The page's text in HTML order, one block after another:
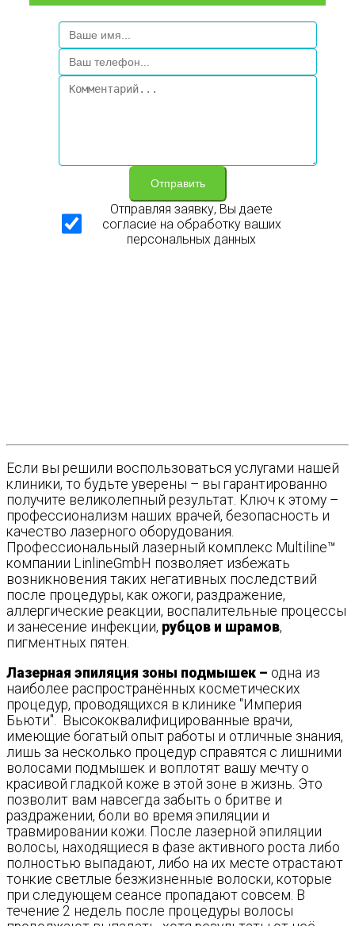
Отправить
Отправляя заявку, Вы даете
согласие на обработку ваших
персональных данных
Если вы решили воспользоваться услугами нашей
клиники, то будьте уверены – вы гарантированно
получите великолепный результат. Ключ к этому –
профессионализм наших врачей, безопасность и
качество лазерного оборудования.
Профессиональный лазерный комплекс Multiline™
компании LinlineGmbH позволяет избежать
возникновения таких негативных последствий
после процедуры, как ожоги, раздражение,
аллергические реакции, воспалительные процессы
и занесение инфекции, рубцов и шрамов,
пигментных пятен.
Лазерная эпиляция зоны подмышек – одна из
наиболее распространённых косметических
процедур, проводящихся в клинике "Империя
Бьюти". Высококвалифицированные врачи,
имеющие богатый опыт работы и отличные знания,
лишь за несколько процедур справятся с лишними
волосами подмышек и воплотят вашу мечту о
красивой гладкой коже в этой зоне в жизнь. Это
позволит вам навсегда забыть о бритве и
раздражении, боли во время эпиляции и
травмировании кожи. После лазерной эпиляции
волосы, находящиеся в фазе активного роста либо
полностью выпадают, либо на их месте отрастают
тонкие светлые безжизненные волоски, которые
при следующем сеансе пропадают совсем. В
течение 2 недель после процедуры волосы